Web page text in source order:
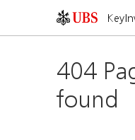
404
found